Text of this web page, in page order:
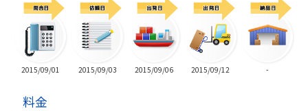
2015/09/01 2015/09/03 2015/09/06 2015/09/12 -
料金